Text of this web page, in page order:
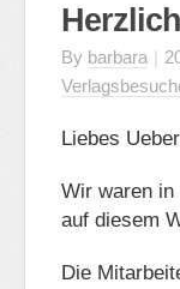
By barbara |
Liebes
Wir waren in
auf diesem
Die